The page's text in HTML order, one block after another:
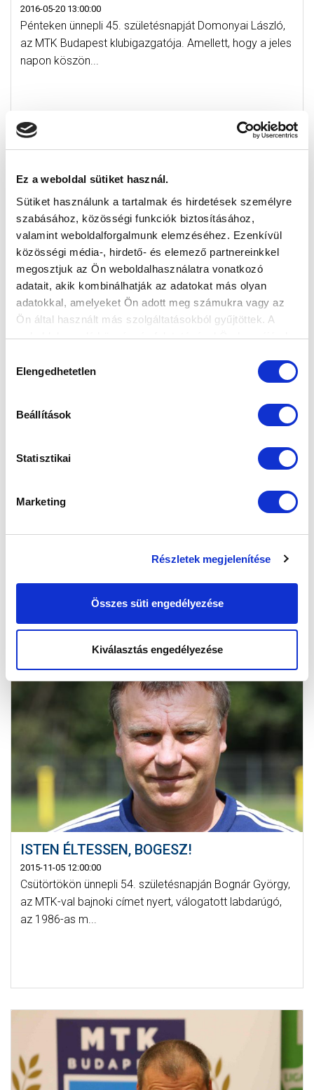
Ez a weboldal sütiket használ.
Sütiket használunk a tartalmak és hirdetések személyre
szabásához, közösségi funkciók biztosításához,
valamint weboldalforgalmunk elemzéséhez. Ezenkívül
közösségi média-, hirdető- és elemező partnereinkkel
megosztjuk az Ön weboldalhasználatra vonatkozó
adatait, akik kombinálhatják az adatokat más olyan
adatokkal, amelyeket Ön adott meg számukra vagy az
Ön által használt más szolgáltatásokból gyűjtöttek. A
weboldalon való böngészés folytatásával Ön hozzájárul a
kiválasztása
Elengedhetetlen
Beállítások
Statisztikai
Marketing
Részletek megjelenítése
Összes süti engedélyezése
Kiválasztás engedélyezése
2016-05-20 13:00:00
Pénteken ünnepli 45. születésnapját Domonyai László,
az MTK Budapest klubigazgatója. Amellett, hogy a jeles
napon köszön...
2016-03-12 21:33:55
ünnepeltük a születésnapunkat.
ISTEN ÉLTESSEN, BOGESZ!
2015-11-05 12:00:00
Csütörtökön ünnepli 54. születésnapján Bognár György,
az MTK-val bajnoki címet nyert, válogatott labdarúgó,
az 1986-as m...